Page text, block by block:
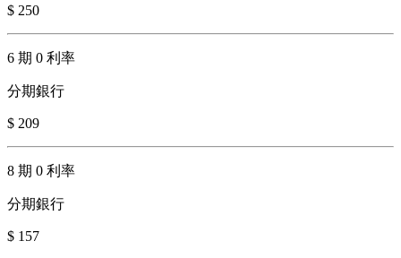
$ 250
6 期 0 利率
分期銀行
$ 209
8 期 0 利率
分期銀行
$ 157